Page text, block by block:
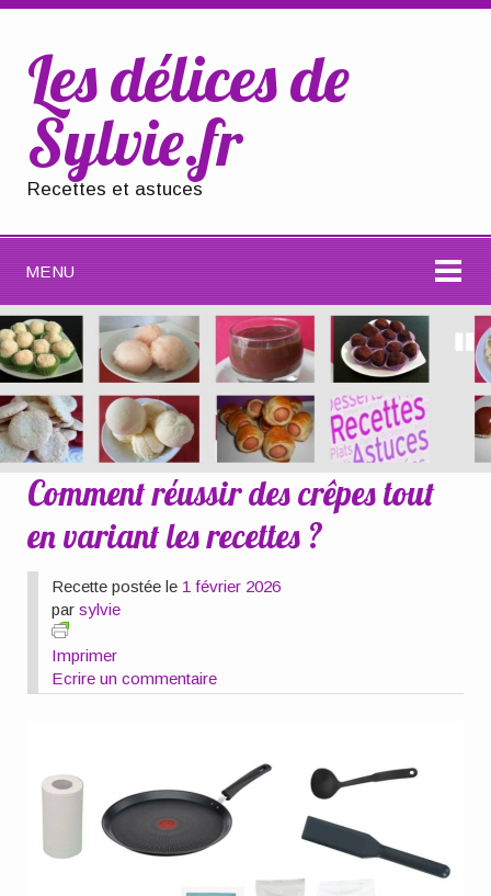
Les délices de
Sylvie.fr
Recettes et astuces
MENU
Comment réussir des crêpes tout
en variant les recettes ?
Recette postée le 1 février 2026
parsylvie
Imprimer
Ecrire un commentaire